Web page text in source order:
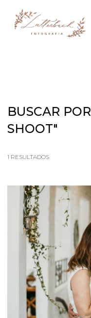
BUSCAR POR
SHOOT"
1 RESULTADOS